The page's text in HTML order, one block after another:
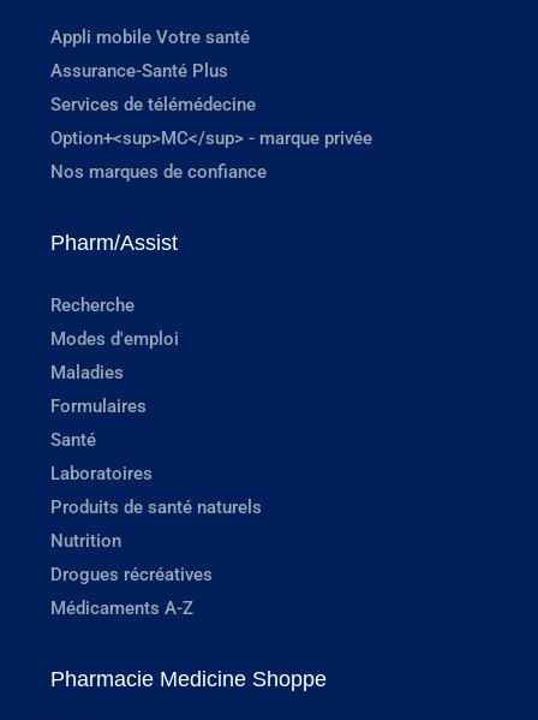
Appli mobile Votre santé
Assurance-Santé Plus
Services de télémédecine
Option+<sup>MC</sup> - marque privée
Nos marques de confiance
Pharm/Assist
Recherche
Modes d'emploi
Maladies
Formulaires
Santé
Laboratoires
Produits de santé naturels
Nutrition
Drogues récréatives
Médicaments A-Z
Pharmacie Medicine Shoppe